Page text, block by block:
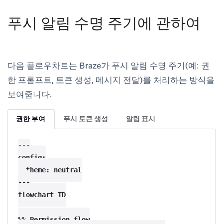
푸시 알림 수명 주기에 관하여
다음 플로우차트는 Braze가 푸시 알림 수명 주기(예: 권
한 프롬프트, 토큰 생성, 메시지 전달)를 처리하는 방식을
보여줍니다.
권한 부여 푸시 토큰 생성 알림 표시
---
config:
  theme: neutral
---
flowchart TD
%% Permission flow